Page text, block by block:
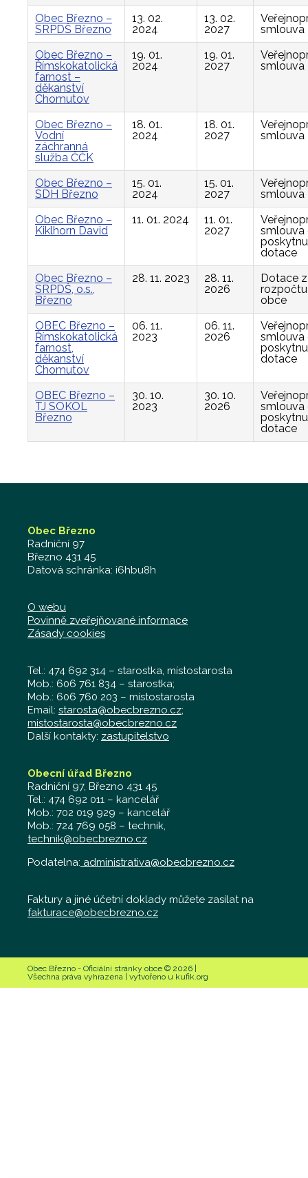
Obec Březno –
SRPDŠ Březno
13. 02.
2024
13. 02.
2027
smlouva
Obec Březno –
Římskokatolická
farnost –
děkanství
Chomutov
19. 01.
2024
19. 01.
2027
smlouva
Obec Březno –
Vodní
záchranná
služba ČČK
18. 01.
2024
18. 01.
2027
smlouva
Obec Březno –
SDH Březno
15. 01.
2024
15. 01.
2027
smlouva
Obec Březno –
Kiklhorn David
11. 01. 2024
11. 01.
2027
smlouva
dotace
Obec Březno –
SRPDŠ, o.s.,
Březno
28. 11. 2023
28. 11.
2026
Dotace z
rozpočtu
obce
OBEC Březno –
Římskokatolická
farnost,
děkanství
Chomutov
06. 11.
2023
06. 11.
2026
smlouva
dotace
OBEC Březno –
TJ SOKOL
Březno
30. 10.
2023
30. 10.
2026
smlouva
dotace
Obec Březno
Radniční 97
Březno 431 45
Datová schránka: i6hbu8h
O webu
Povinně zveřejňované informace
Zásady cookies
Tel.: 474 692 314 – starostka, místostarosta
Mob.: 606 761 834 – starostka;
Mob.: 606 760 203 – místostarosta
Email: starosta@obecbrezno.cz;
mistostarosta@obecbrezno.cz
Další kontakty: zastupitelstvo
Obecní úřad Březno
Radniční 97, Březno 431 45
Tel.: 474 692 011 – kancelář
Mob.: 702 019 929 – kancelář
Mob.: 724 769 058 – technik,
technik@obecbrezno.cz
Podatelna: administrativa@obecbrezno.cz
Faktury a jiné účetní doklady můžete zasílat na
fakturace@obecbrezno.cz
Obec Březno - Oficiální stránky obce © 2026 |
Všechna práva vyhrazena | vytvořeno u kufik.org